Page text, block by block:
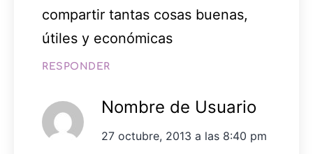
compartir tantas cosas buenas,
útiles y económicas
RESPONDER
Nombre de Usuario
27 octubre, 2013 a las 8:40 pm